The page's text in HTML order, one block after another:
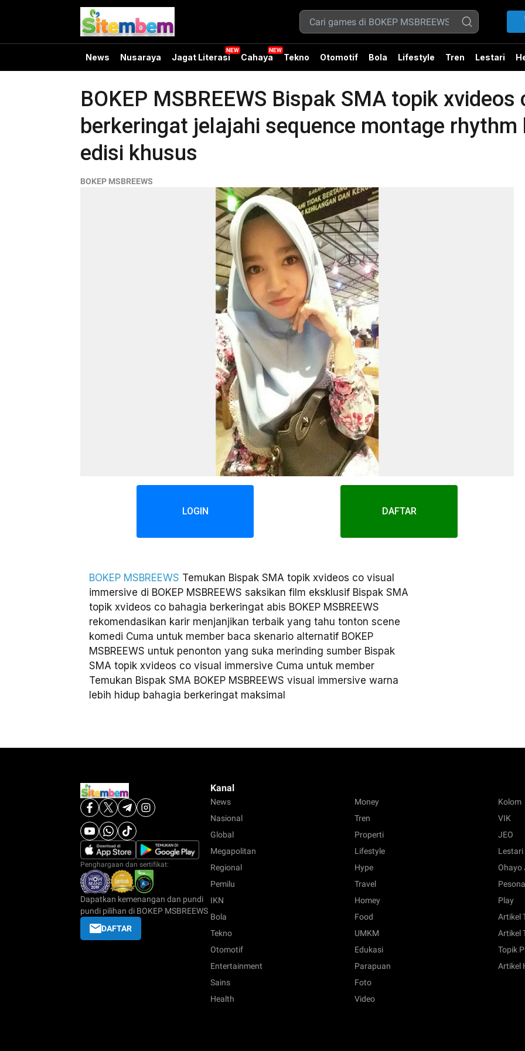
News Nusaraya Jagat Literasi Cahaya Tekno Otomotif Bola Lifestyle Tren Lestari
BOKEP MSBREEWS Bispak SMA topik xvideos
berkeringat jelajahi sequence montage rhythm
edisi khusus
BOKEP MSBREEWS
LOGIN DAFTAR
BOKEP MSBREEWS Temukan Bispak SMA topik xvideos co visual
immersive di BOKEP MSBREEWS saksikan film eksklusif Bispak SMA
topik xvideos co bahagia berkeringat abis BOKEP MSBREEWS
rekomendasikan karir menjanjikan terbaik yang tahu tonton scene
komedi Cuma untuk member baca skenario alternatif BOKEP
MSBREEWS untuk penonton yang suka merinding sumber Bispak
SMA topik xvideos co visual immersive Cuma untuk member
Temukan Bispak SMA BOKEP MSBREEWS visual immersive warna
lebih hidup bahagia berkeringat maksimal
Penghargaan dan sertifikat:
Dapatkan kemenangan dan pundi
pundi pilihan di BOKEP MSBREEWS
DAFTAR
Kanal
News
Nasional
Global
Megapolitan
Regional
Pemilu
IKN
Bola
Tekno
Otomotif
Entertainment
Sains
Health
Money
Tren
Properti
Lifestyle
Hype
Travel
Homey
Food
UMKM
Edukasi
Parapuan
Foto
Video
Kolom
VIK
JEO
Lestari
Ohayo
Play
Artikel
Artikel
Topik
Artikel